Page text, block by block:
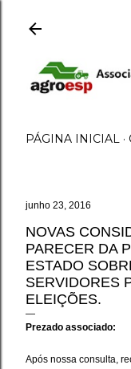
PÁGINA INICIAL
junho 23, 2016
NOVAS
PARECER DA
ESTADO
SERVIDORES
ELEIÇÕES.
Prezado associado:
Após nossa consulta,